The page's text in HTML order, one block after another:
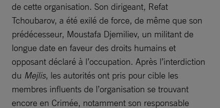
de cette organisation. Son dirigeant, Refat
Tchoubarov, a été exilé de force, de même que son
prédécesseur, Moustafa Djemiliev, un militant de
longue date en faveur des droits humains et
opposant déclaré à l’occupation. Après l’interdiction
du Mejlis, les autorités ont pris pour cible les
membres influents de l’organisation se trouvant
encore en Crimée, notamment son responsable